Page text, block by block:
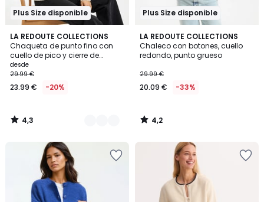
Plus Size disponible
LA REDOUTE COLLECTIONS
Chaqueta de punto fino con
cuello de pico y cierre de
botones
desde
29.99 €
23.99 € -20%
4,3
/ 5
2
Colores
4,3
/
Plus Size disponible
LA REDOUTE COLLECTIONS
Chaleco con botones, cuello
redondo, punto grueso
29.99 €
20.09 € -33%
4,2
/ 5
4,2
/